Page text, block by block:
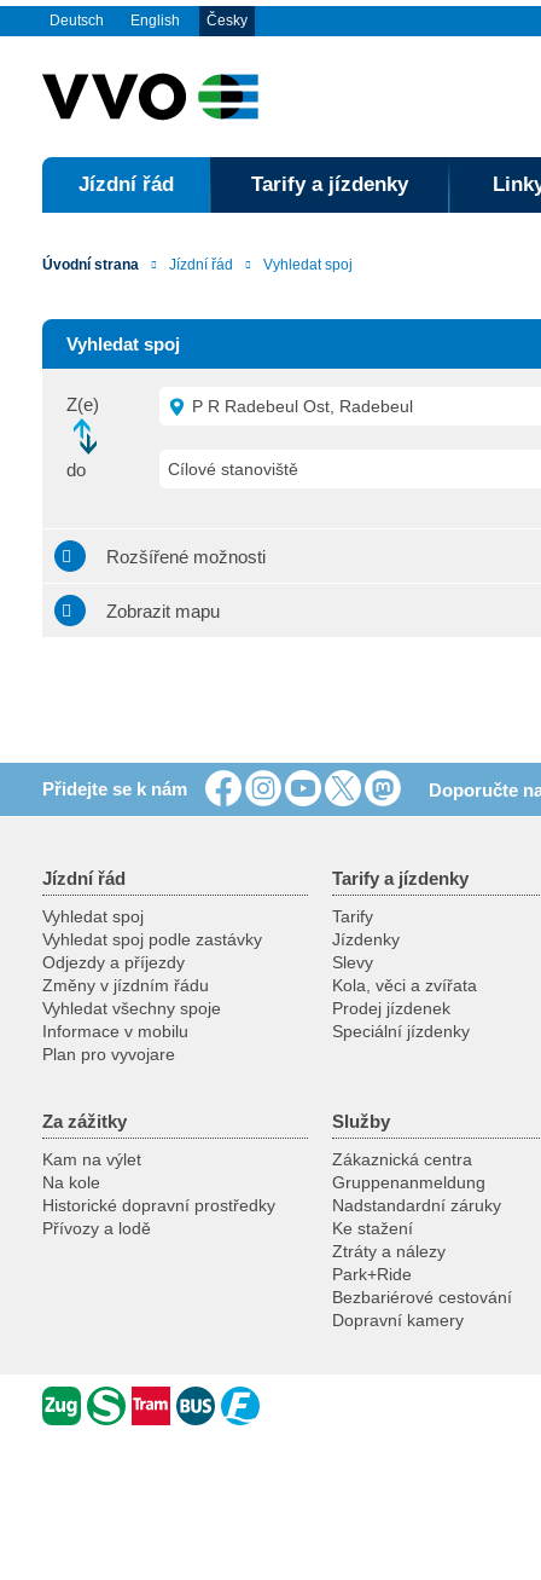
Deutsch English Česky
Jízdní řád Tarify a jízdenky
Úvodní strana Jízdní řád Vyhledat spoj
Vyhledat spoj
Z(e)
do
P R Radebeul Ost, Radebeul
Cílové stanoviště
Rozšířené možnosti
Zobrazit mapu
Přidejte se k nám Doporučte
Jízdní řád
Vyhledat spoj
Vyhledat spoj podle zastávky
Odjezdy a příjezdy
Změny v jízdním řádu
Vyhledat všechny spoje
Informace v mobilu
Plan pro vyvojare
Tarify a jízdenky
Tarify
Jízdenky
Slevy
Kola, věci a zvířata
Prodej jízdenek
Speciální jízdenky
Za zážitky
Kam na výlet
Na kole
Historické dopravní prostředky
Přívozy a lodě
Služby
Zákaznická centra
Gruppenanmeldung
Nadstandardní záruky
Ke stažení
Ztráty a nálezy
Park+Ride
Bezbariérové cestování
Dopravní kamery